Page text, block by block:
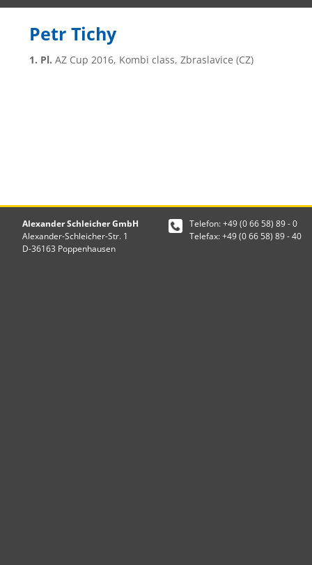
Petr Tichy
1. Pl. AZ Cup 2016, Kombi class, Zbraslavice (CZ)
Alexander Schleicher GmbH
Alexander-Schleicher-Str. 1
D-36163 Poppenhausen
Telefon: +49 (0 66 58) 89 - 0
Telefax: +49 (0 66 58) 89 - 40